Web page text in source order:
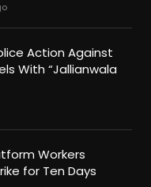
Action Against
With “Jallianwala
Workers
for Ten Days